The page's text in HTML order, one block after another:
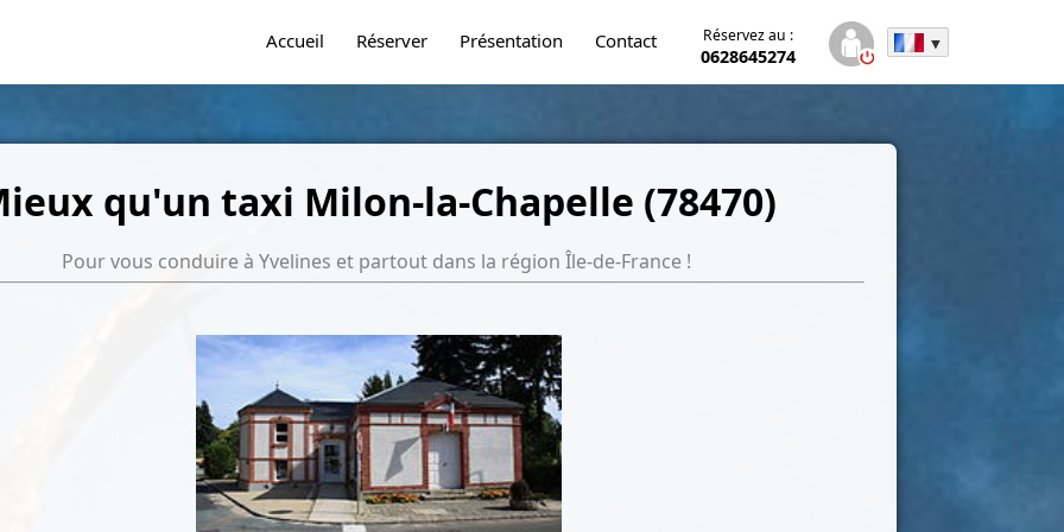
Accueil Réserver Présentation Contact Réservez au :
0628645274
qu'un taxi Milon-la-Chapelle (78470)
Pour vous conduire à Yvelines et partout dans la région Île-de-France !